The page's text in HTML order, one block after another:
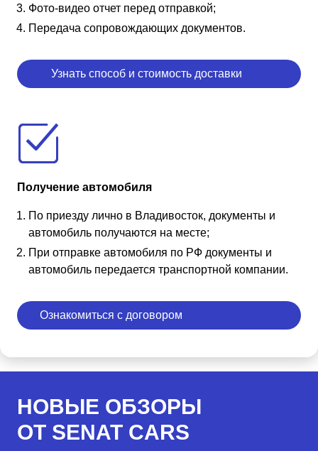
Фото-видео отчет перед отправкой;
Передача сопровождающих документов.
Узнать способ и стоимость доставки
Получение автомобиля
По приезду лично в Владивосток, документы и
автомобиль получаются на месте;
При отправке автомобиля по РФ документы и
автомобиль передается транспортной компании.
Ознакомиться с договором
НОВЫЕ ОБЗОРЫ
ОТ SENAT CARS